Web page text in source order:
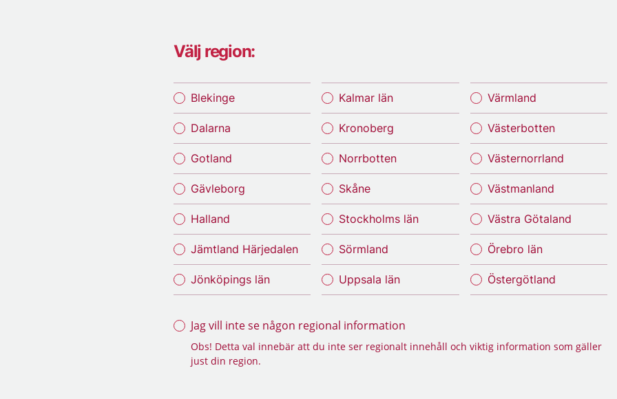
Välj region:
Blekinge
Dalarna
Gotland
Gävleborg
Halland
Jämtland Härjedalen
Jönköpings län
Kalmar län
Kronoberg
Norrbotten
Skåne
Stockholms län
Sörmland
Uppsala län
Värmland
Västerbotten
Västernorrland
Västmanland
Västra Götaland
Örebro län
Östergötland
Jag vill inte se någon regional information
Obs! Detta val innebär att du inte ser regionalt innehåll och viktig information som gäller
just din region.